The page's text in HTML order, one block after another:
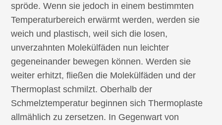
spröde. Wenn sie jedoch in einem bestimmten
Temperaturbereich erwärmt werden, werden sie
weich und plastisch, weil sich die losen,
unverzahnten Molekülfäden nun leichter
gegeneinander bewegen können. Werden sie
weiter erhitzt, fließen die Molekülfäden und der
Thermoplast schmilzt. Oberhalb der
Schmelztemperatur beginnen sich Thermoplaste
allmählich zu zersetzen. In Gegenwart von